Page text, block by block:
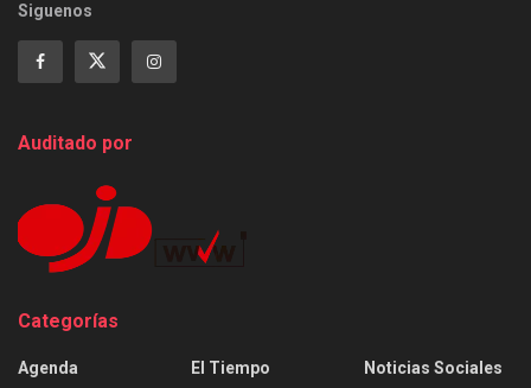
Siguenos
Auditado por
Categorías
Agenda
El Tiempo
Noticias Sociales